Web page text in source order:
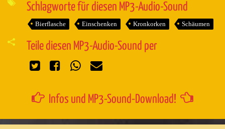
Schlagworte für diesen MP3-Audio-Sound
Bierflasche Einschenken Kronkorken Schäumen
Teile diesen MP3-Audio-Sound per
Infos und MP3-Sound-Download!